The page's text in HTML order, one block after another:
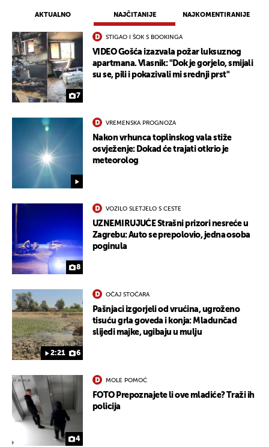
AKTUALNO NAJČITANIJE NAJKOMENTIRANIJE
7
STIGAO I ŠOK S BOOKINGA
VIDEO Gošća izazvala požar luksuznog
apartmana. Vlasnik: "Dok je gorjelo, smijali
su se, pili i pokazivali mi srednji prst"
VREMENSKA PROGNOZA
Nakon vrhunca toplinskog vala stiže
osvježenje: Dokad će trajati otkrio je
meteorolog
8
VOZILO SLETJELO S CESTE
UZNEMIRUJUĆE Strašni prizori nesreće u
Zagrebu: Auto se prepolovio, jedna osoba
poginula
2:21 6
OČAJ STOČARA
Pašnjaci izgorjeli od vrućina, ugroženo
tisuću grla goveda i konja: Mladunčad
slijedi majke, ugibaju u mulju
4
MOLE POMOĆ
FOTO Prepoznajete li ove mladiće? Traži ih
policija
UKLJUČITE NOTIFIKACIJE